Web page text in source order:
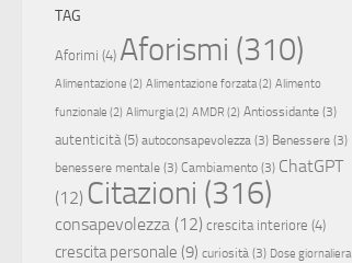
TAG
Aforimi (4) Aforismi (310)
Alimentazione (2) Alimentazione forzata(2) Alimento
funzionale (2) Alimurgia(2) AMDR (2) Antiossidante (3)
autenticità(5) autoconsapevolezza (3) Benessere (3)
benessere mentale (3) Cambiamento (3) ChatGPT
(12) Citazioni (316)
consapevolezza (12) crescita interiore (4)
crescita personale (9) curiosità (3) Dose giornaliera